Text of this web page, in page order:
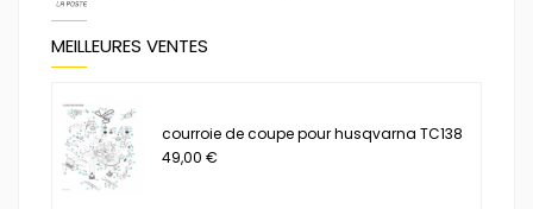
MEILLEURES VENTES
courroie de coupe pour husqvarna TC138
49,00 €